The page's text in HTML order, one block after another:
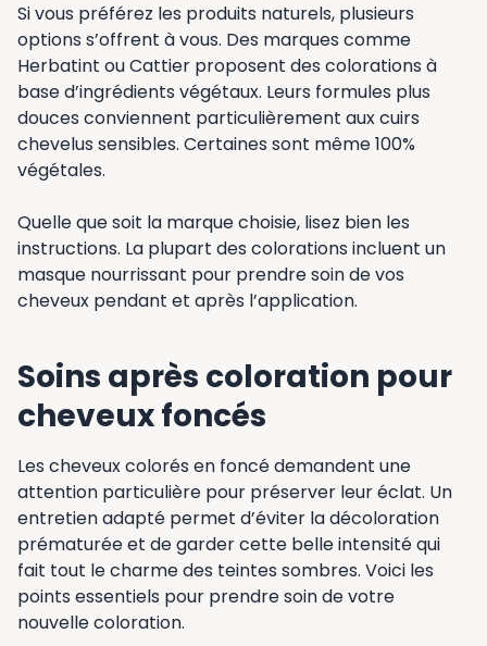
Si vous préférez les produits naturels, plusieurs
options s’offrent à vous. Des marques comme
Herbatint ou Cattier proposent des colorations à
base d’ingrédients végétaux. Leurs formules plus
douces conviennent particulièrement aux cuirs
chevelus sensibles. Certaines sont même 100%
végétales.
Quelle que soit la marque choisie, lisez bien les
instructions. La plupart des colorations incluent un
masque nourrissant pour prendre soin de vos
cheveux pendant et après l’application.
Soins après coloration pour
cheveux foncés
Les cheveux colorés en foncé demandent une
attention particulière pour préserver leur éclat. Un
entretien adapté permet d’éviter la décoloration
prématurée et de garder cette belle intensité qui
fait tout le charme des teintes sombres. Voici les
points essentiels pour prendre soin de votre
nouvelle coloration.